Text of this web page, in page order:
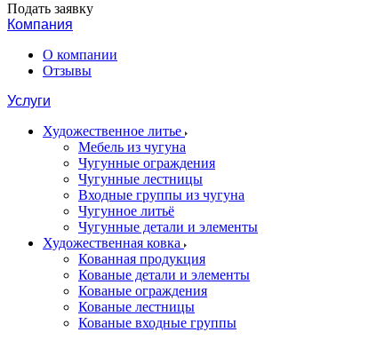
Подать заявку
Компания
О компании
Отзывы
Услуги
Художественное литье
Мебель из чугуна
Чугунные ограждения
Чугунные лестницы
Входные группы из чугуна
Чугунное литьё
Чугунные детали и элементы
Художественная ковка
Кованная продукция
Кованые детали и элементы
Кованые ограждения
Кованые лестницы
Кованые входные группы